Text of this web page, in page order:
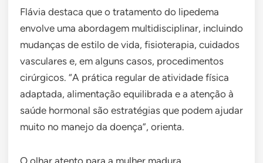
Flávia destaca que o tratamento do lipedema
envolve uma abordagem multidisciplinar, incluindo
mudanças de estilo de vida, fisioterapia, cuidados
vasculares e, em alguns casos, procedimentos
cirúrgicos. “A prática regular de atividade física
adaptada, alimentação equilibrada e a atenção à
saúde hormonal são estratégias que podem ajudar
muito no manejo da doença”, orienta.